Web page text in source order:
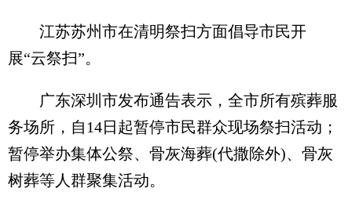
江苏苏州市在清明祭扫方面倡导市民开
展“云祭扫”。
广东深圳市发布通告表示，全市所有殡葬服
务场所，自14日起暂停市民群众现场祭扫活动；
暂停举办集体公祭、骨灰海葬(代撒除外)、骨灰
树葬等人群聚集活动。